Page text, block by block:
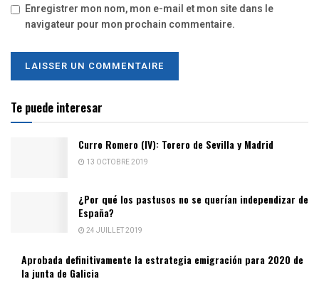
Enregistrer mon nom, mon e-mail et mon site dans le
navigateur pour mon prochain commentaire.
Te puede interesar
Curro Romero (IV): Torero de Sevilla y Madrid
13 OCTOBRE 2019
¿Por qué los pastusos no se querían independizar de
España?
24 JUILLET 2019
Aprobada definitivamente la estrategia emigración para 2020 de
la junta de Galicia